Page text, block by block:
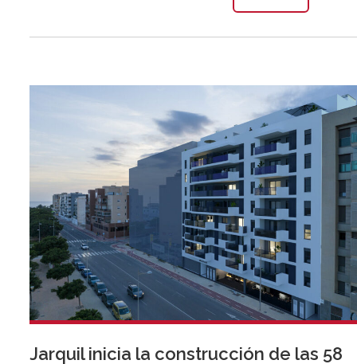
Jarquil inicia la construcción de las 58